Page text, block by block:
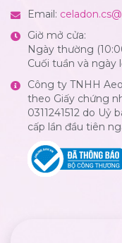
Email:
Giờ mở cửa:
Ngày thường
Cuối tuần và ngày
Công ty TNHH
theo Giấy chứng
0311241512 do Uỷ
cấp lần đầu tiên